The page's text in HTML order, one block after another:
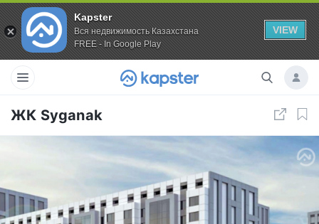
Kapster
Вся недвижимость Казахстана
FREE - In Google Play
VIEW
ЖК Syganak